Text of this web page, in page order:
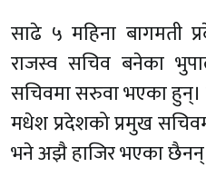
साढे ५ महिना बागमती
राजस्व सचिव बनेका
सचिवमा सरुवा भएका
मधेश प्रदेशको प्रमुख
भने अझै हाजिर भएका